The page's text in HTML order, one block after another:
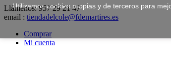
Utilizamos cookies propias y de terceros para
Llámenos:957 29 21 47
email : tiendadelcole@fdemartires.es
Comprar
Mi cuenta